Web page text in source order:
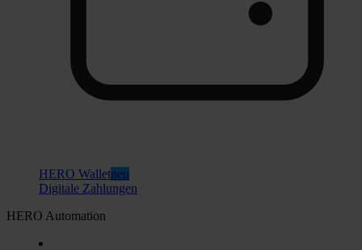
HERO Walletneu
Digitale Zahlungen
HERO Automation